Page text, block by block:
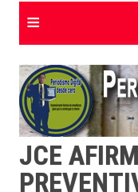
≡
JCE